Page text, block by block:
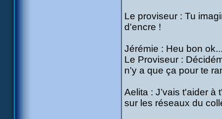
Le proviseur : Tu
d'encre !
Jérémie : Heu bon
Le Proviseur :
n'y a que ça pour te
Aelita : J’vais t'aider
sur les réseaux du